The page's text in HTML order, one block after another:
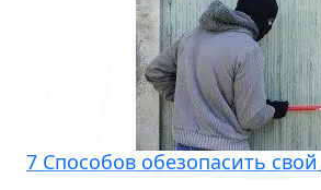
7 Способов обезопасить